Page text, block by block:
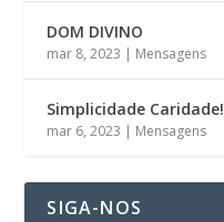
DOM DIVINO
mar 8, 2023 | Mensagens
Simplicidade Caridade!
mar 6, 2023 | Mensagens
SIGA-NOS